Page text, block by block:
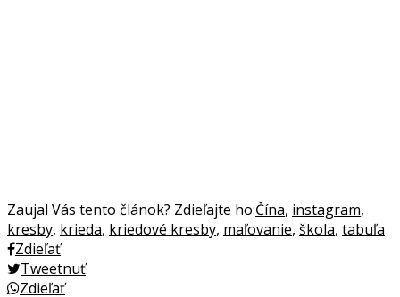
Zaujal Vás tento článok? Zdieľajte ho:Čína, instagram,
kresby, krieda, kriedové kresby, maľovanie, škola, tabuľa
Zdieľať
Tweetnuť
Zdieľať